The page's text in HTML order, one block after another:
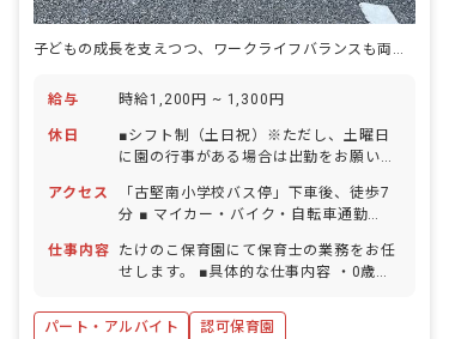
子どもの成長を支えつつ、ワークライフバランスも両立しやすい環境です
給与 時給1,200円 ~ 1,300円
休日
■シフト制（土日祝）※ただし、土曜日
に園の行事がある場合は出勤をお願いし
（12/29-1/3） ■有給休暇（取得率65％
／1時間単位での取得可／5日以上の連休
相談OK） ■慶弔休暇 ■産前産後・育児休
暇 ■介護・看護休暇 ■結婚休暇（本人の
行） ■出産休暇（妻の出産） ■忌引休暇
（近親者・親族） ■私傷病休暇 ■コロナ
アクセス
「古堅南小学校バス停」下車後、徒歩7
分 ■ マイカー・バイク・自転車通勤
仕事内容
たけのこ保育園にて保育士の業務をお任
せします。 ■具体的な仕事内容 ・0歳～5
保育見守り・食事・お昼寝見守りなど）
パート・アルバイト
認可保育園